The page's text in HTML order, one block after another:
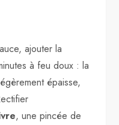
ajouter la
à feu doux : la
épaisse,
, une pincée de